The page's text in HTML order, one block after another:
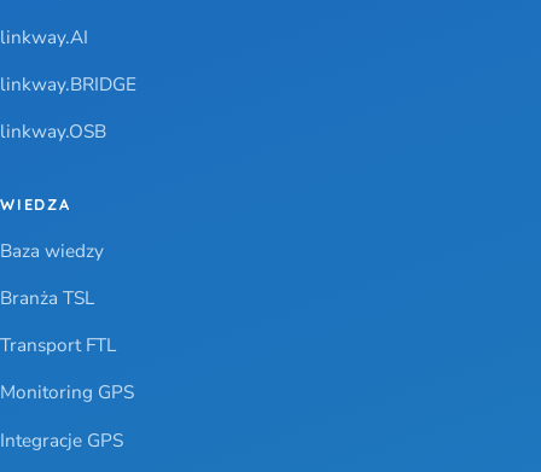
linkway.AI
linkway.BRIDGE
linkway.OSB
WIEDZA
Baza wiedzy
Branża TSL
Transport FTL
Monitoring GPS
Integracje GPS